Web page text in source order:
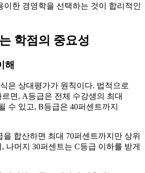
이한 경영학을 선택하는 것이 합리적인
학점의 중요성
해
은 상대평가가 원칙이다. 법적으로
면, A등급은 전체 수강생의 최대
수 있고, B등급은 40퍼센트까지
합산하면 최대 70퍼센트까지만 상위
나머지 30퍼센트는 C등급 이하를 받게